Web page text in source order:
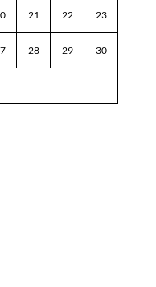
21 22 23
28 29 30